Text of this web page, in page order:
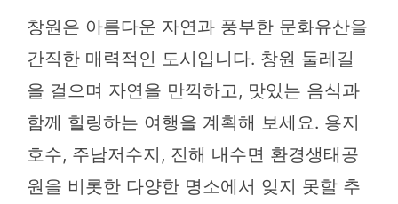
창원은 아름다운 자연과 풍부한 문화유산을
간직한 매력적인 도시입니다. 창원 둘레길
을 걸으며 자연을 만끽하고, 맛있는 음식과
함께 힐링하는 여행을 계획해 보세요. 용지
호수, 주남저수지, 진해 내수면 환경생태공
원을 비롯한 다양한 명소에서 잊지 못할 추